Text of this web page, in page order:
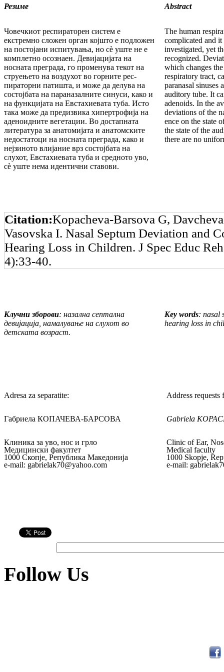
Резиме Abstract
Човечкиот респираторен систем е
екстремно сложен орган којшто е подложен
на постојани испитувања, но сè уште не е
комплетно осоз­на­ен. Девијацијата на
носната преграда, го проме­ну­ва текот на
струењето на воздухот во горните рес­
пираторни патишта, и може да делува на
состојбата на параназалните синуси, како и
на функцијата на Евстахиевата туба. Исто
така мо­же да предизвика хипертрофија на
аденоид­ни­те вегетации. Во достапната
литера­тура за ана­то­ми­јата и анатомските
недостатоци на нос­на­та пре­града, како и
нејзиното влијание врз сос­тојбата на
слухот, Евстахиевата туба и сред­но­то уво,
сè уште нема идентични ставови.
The human
com­plicated and it
investigated, yet
recognized.
which changes
res­piratory tract,
paranasal sinuses
auditory tube. It
adenoids. In the
deviations of the
ence on the state
the state of the
there are no
Citation:Kopacheva-Barsova G,
Vasovska I. Nasal Septum Deviation and
Hearing Loss in Children. J Spec Educ
4):33-40.
Клучни зборови: назална септална
девијација, намалување на слухот во
детската возраст.
Key words: nasal
hearing loss in
Adresa za separatite: Address requests
Габриела КОПАЧЕВА-БАРСОВА Gabriela
Клиника за уво, нос и грло
Медицински факултет
1000 Скопје, Република Македонија
e-mail: gabrielak70@yahoo.com
Clinic of Ear,
Medical faculty
1000 Skopje,
e-mail:
Follow Us